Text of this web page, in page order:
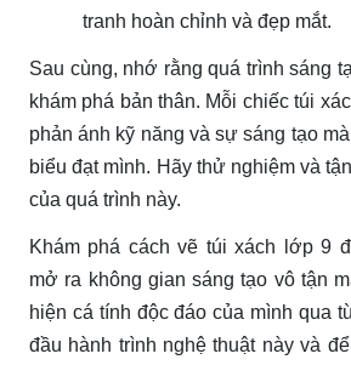
tranh hoàn chỉnh và đẹp mắt.
Sau cùng, nhớ rằng quá trình sáng
khám phá bản thân. Mỗi chiếc túi
phản ánh kỹ năng và sự sáng tạo
biểu đạt mình. Hãy thử nghiệm và
của quá trình này.
Khám phá cách vẽ túi xách lớp 9
mở ra không gian sáng tạo vô tận
hiện cá tính độc đáo của mình qua
đầu hành trình nghệ thuật này và